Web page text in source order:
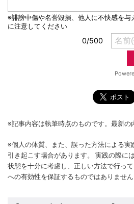
※記事内容は執筆時点のものです。最新の
※個人の体質、また、誤った方法による実
引き起こす場合があります。 実践の際に
状態を十分に考慮し、正しい方法で行っ
への有効性を保証するものではありません